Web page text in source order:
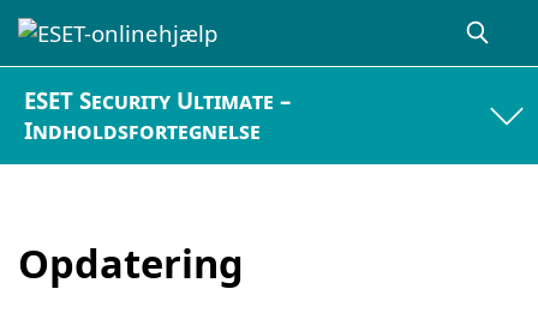
ESET Security Ultimate –
Indholdsfortegnelse
Opdatering